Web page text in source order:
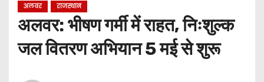
अलवर राजस्थान
अलवर: भीषण गर्मी में राहत, निःशुल्क
जल वितरण अभियान 5 मई से शुरू